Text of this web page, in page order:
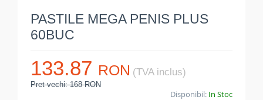
PASTILE MEGA PENIS PLUS
60BUC
133.87 RON (TVA inclus)
Pret vechi: 168 RON
Disponibil: In Stoc